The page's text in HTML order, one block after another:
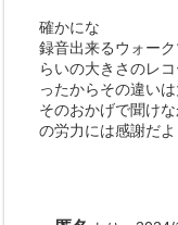
確かにな
録音出来るウォー
らいの大きさのレ
ったからその違い
そのおかげで聞け
の労力には感謝だよ